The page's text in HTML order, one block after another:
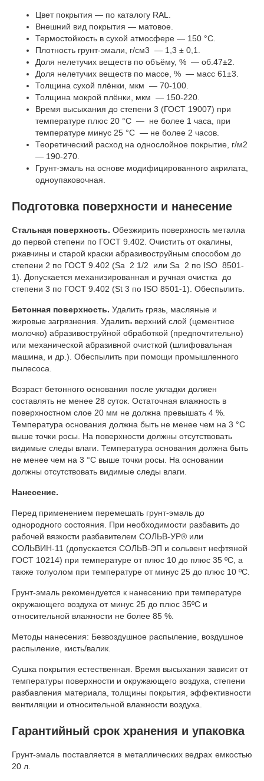
Цвет покрытия — по каталогу RAL.
Внешний вид покрытия — матовое.
Термостойкость в сухой атмосфере — 150 °С.
Плотность грунт-эмали, г/см3 — 1,3 ± 0,1.
Доля нелетучих веществ по объёму, % — об.47±2.
Доля нелетучих веществ по массе, % — масс 61±3.
Толщина сухой плёнки, мкм — 70-100.
Толщина мокрой плёнки, мкм — 150-220.
Время высыхания до степени 3 (ГОСТ 19007) при
температуре плюс 20 °С — не более 1 часа, при
температуре минус 25 °С — не более 2 часов.
Теоретический расход на однослойное покрытие, г/м2
— 190-270.
Грунт-эмаль на основе модифицированного акрилата,
одноупаковочная.
Подготовка поверхности и нанесение
Стальная поверхность. Обезжирить поверхность металла
до первой степени по ГОСТ 9.402. Очистить от окалины,
ржавчины и старой краски абразивоструйным способом до
степени 2 по ГОСТ 9.402 (Sa 2 1/2 или Sa 2 по ISO 8501-
1). Допускается механизированная и ручная очистка до
степени 3 по ГОСТ 9.402 (St 3 по ISО 8501-1). Обеспылить.
Бетонная поверхность. Удалить грязь, масляные и
жировые загрязнения. Удалить верхний слой (цементное
молочко) абразивоструйной обработкой (предпочтительно)
или механической абразивной очисткой (шлифовальная
машина, и др.). Обеспылить при помощи промышленного
пылесоса.
Возраст бетонного основания после укладки должен
составлять не менее 28 суток. Остаточная влажность в
поверхностном слое 20 мм не должна превышать 4 %.
Температура основания должна быть не менее чем на 3 °С
выше точки росы. На поверхности должны отсутствовать
видимые следы влаги. Температура основания должна быть
не менее чем на 3 °С выше точки росы. На основании
должны отсутствовать видимые следы влаги.
Нанесение.
Перед применением перемешать грунт-эмаль до
однородного состояния. При необходимости разбавить до
рабочей вязкости разбавителем СОЛЬВ-УР® или
СОЛЬВИН-11 (допускается СОЛЬВ-ЭП и сольвент нефтяной
ГОСТ 10214) при температуре от плюс 10 до плюс 35 ºС, а
также толуолом при температуре от минус 25 до плюс 10 ºС.
Грунт-эмаль рекомендуется к нанесению при температуре
окружающего воздуха от минус 25 до плюс 35ºС и
относительной влажности не более 85 %.
Методы нанесения: Безвоздушное распыление, воздушное
распыление, кисть/валик.
Сушка покрытия естественная. Время высыхания зависит от
температуры поверхности и окружающего воздуха, степени
разбавления материала, толщины покрытия, эффективности
вентиляции и относительной влажности воздуха.
Гарантийный срок хранения и упаковка
Грунт-эмаль поставляется в металлических ведрах емкостью
20 л.